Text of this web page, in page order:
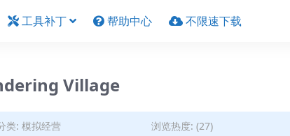
工具补丁 帮助中心 不限速下载
Village
类: 模拟经营
浏览热度: (27)